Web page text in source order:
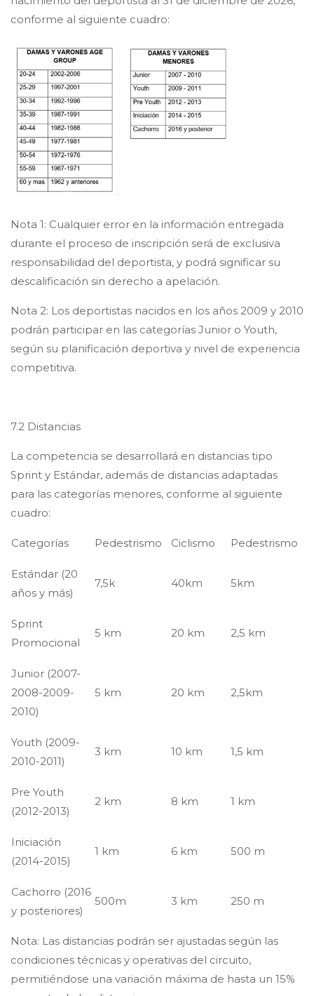
conforme al siguiente cuadro:
Nota 1: Cualquier error en la información entregada
durante el proceso de inscripción será de exclusiva
responsabilidad del deportista, y podrá significar su
descalificación sin derecho a apelación.
Nota 2: Los deportistas nacidos en los años 2009 y 2010
podrán participar en las categorías Junior o Youth,
según su planificación deportiva y nivel de experiencia
competitiva.
7.2 Distancias
La competencia se desarrollará en distancias tipo
Sprint y Estándar, además de distancias adaptadas
para las categorías menores, conforme al siguiente
cuadro:
Categorías Pedestrismo Ciclismo Pedestrismo
Estándar (20
años y más)
7,5k 40km 5km
Sprint
Promocional
5 km 20 km 2,5 km
Junior (2007-
2008-2009-
2010)
5 km 20 km 2,5km
Youth (2009-
2010-2011)
3 km 10 km 1,5 km
Pre Youth
(2012-2013)
2 km 8 km 1 km
Iniciación
(2014-2015)
1 km 6 km 500 m
Cachorro (2016
y posteriores)
500m 3 km 250 m
Nota: Las distancias podrán ser ajustadas según las
condiciones técnicas y operativas del circuito,
permitiéndose una variación máxima de hasta un 15%